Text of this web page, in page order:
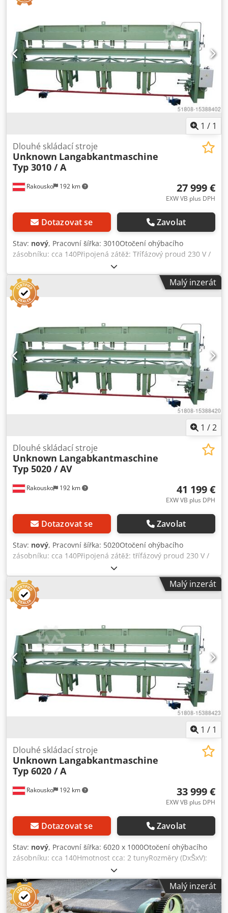
ELEKTRONICKÉ NASTAVENÍ ÚHLU Dlouhý úkosovací stroj
podniky zpracovávající plech. Vyznačuje se jednoduchou a
důmyslnou konstrukcí a není náchylný k opravám. Dlouhý
ohraňovací stroj RULI pracuje plně hydraulicky, upínání a
ohýbání se ovládá malou pákou. Kyvadlově uložený a
vertikálně uzavíratelný horní nosník umožňuje rovnoměrně
rozložený přítlak po celé délce a zabraňuje posunu plechu
při upínání. Stupnice o 2 stupních umožňují odečítat a
nastavovat jednotlivé úhly ohybu. Stroj se instaluje na
betonovou podlahu nebo strop (min. 12 cm). Dcedpfxerzx
1 / 1
Rakousko 192 km
Dlouhé skládací stroje
Unknown Langabkantmaschine
Typ 3010 / A
27 999 €
EXW VB plus DPH
Dotazovat se Zavolat
Stav: nový, Pracovní šířka: 3010Otočení ohýbacího
zásobníku: cca 140Připojená zátěž: Třífázový proud 230 V /
400 V - 1,5Úhel ohybu (max.): 180Délka ohybu: 3010 -
VYSOKÁ ÚČINNOST - PLNĚ HYDRAULICKÝ - VYSOCE
KVALITNÍ OCEL - ROVNOMĚRNÝ KONTAKTNÍ TLAK - RUČNÍ
ŘEZACÍ JEDNOTKA - S PROFILOVACÍM ZAŘÍZENÍM Dcsdpjrzx
Dwsfx Ailsk - ELEKTRONICKÉ NASTAVENÍ ÚHLU Dlouhý
malé i velké podniky zpracovávající plech. Vyznačuje se
jednoduchou a důmyslnou konstrukcí a není náchylný k
opravám. Dlouhý ohraňovací stroj RULI pracuje plně
hydraulicky, upínání a ohýbání se ovládá malou pákou.
Kyvadlově uložený a vertikálně uzavíratelný horní nosník
umožňuje rovnoměrně rozložený přítlak po celé délce a
zabraňuje posunu plechu při upínání. Stupnice o 2
stupních umožňují odečítat a nastavovat jednotlivé úhly
ohybu. Stroj se instaluje na betonovou podlahu nebo strop
Malý inzerát
1 /2
Rakousko 192 km
Dlouhé skládací stroje
Unknown Langabkantmaschine
Typ 5020 / AV
41 199 €
EXW VB plus DPH
Dotazovat se Zavolat
Stav: nový, Pracovní šířka: 5020Otočení ohýbacího
zásobníku: cca 140Připojená zátěž: třífázový proud 230 V /
400 V - 1,5Úhel ohybu (max.): 180Délka ohybu: 5020 -
VYSOKÁ ÚČINNOST Dcjdpferzx Efox Ailok - PLNĚ
HYDRAULICKÝ - VYSOCE KVALITNÍ OCEL - ROVNOMĚRNÝ
KONTAKTNÍ TLAK - RUČNÍ ŘEZACÍ JEDNOTKA - S
PROFILOVACÍM ZAŘÍZENÍM - ELEKTRONICKÉ NASTAVENÍ
klempíře a malé i velké podniky zpracovávající plech.
Vyznačuje se jednoduchou a důmyslnou konstrukcí a není
náchylný k opravám. Dlouhý ohraňovací stroj RULI pracuje
plně hydraulicky, upínání a ohýbání se ovládá malou
pákou. Kyvadlově uložený a vertikálně uzavíratelný horní
nosník umožňuje rovnoměrně rozložený přítlak po celé
délce a zabraňuje posunu plechu při upínání. Stupnice o 2
stupních umožňují odečítat a nastavovat jednotlivé úhly
ohybu. Stroj se instaluje na betonovou podlahu nebo strop
Malý inzerát
1 / 1
Rakousko 192 km
Dlouhé skládací stroje
Unknown Langabkantmaschine
Typ 6020 / A
33 999 €
EXW VB plus DPH
Dotazovat se Zavolat
Stav: nový, Pracovní šířka: 6020 x 1000Otočení ohýbacího
zásobníku: cca 140Hmotnost cca: 2 tunyRozměry (DxŠxV):
cca 7000 x 1700 x 1500Připojené zatížení: Třífázový proud
230 V / 400 V - 1,5Úhel ohybu (max.): 180Délka ohybu: 6020.
- VYSOKÁ EKONOMICKÁ ÚČINNOST - PLNĚ HYDRAULICKÝ -
VYSOCE KVALITNÍ OCEL - ROVNOMĚRNÝ KONTAKTNÍ TLAK -
Malý inzerát